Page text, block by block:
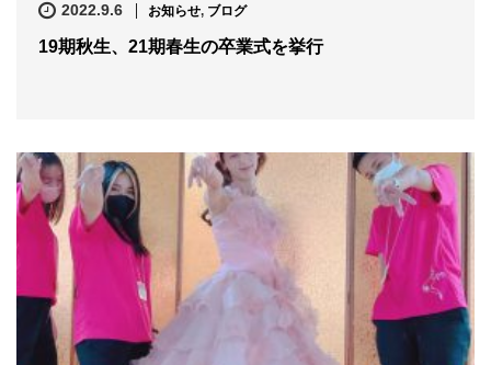
2022.9.6 お知らせ, ブログ
19期秋生、21期春生の卒業式を挙行